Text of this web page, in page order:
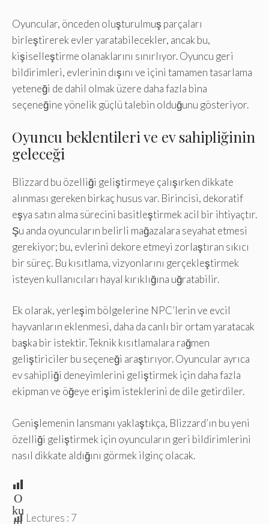
Oyuncular, önceden oluşturulmuş parçaları
birleştirerek evler yaratabilecekler, ancak bu,
kişiselleştirme olanaklarını sınırlıyor. Oyuncu geri
bildirimleri, evlerinin dışını ve içini tamamen tasarlama
yeteneği de dahil olmak üzere daha fazla bina
seçeneğine yönelik güçlü talebin olduğunu gösteriyor.
Oyuncu beklentileri ve ev sahipliğinin
geleceği
Blizzard bu özelliği geliştirmeye çalışırken dikkate
alınması gereken birkaç husus var. Birincisi, dekoratif
eşya satın alma sürecini basitleştirmek acil bir ihtiyaçtır.
Şu anda oyuncuların belirli mağazalara seyahat etmesi
gerekiyor; bu, evlerini dekore etmeyi zorlaştıran sıkıcı
bir süreç. Bu kısıtlama, vizyonlarını gerçekleştirmek
isteyen kullanıcıları hayal kırıklığına uğratabilir.
Ek olarak, yerleşim bölgelerine NPC’lerin ve evcil
hayvanların eklenmesi, daha da canlı bir ortam yaratacak
başka bir istektir. Teknik kısıtlamalara rağmen
geliştiriciler bu seçeneği araştırıyor. Oyuncular ayrıca
ev sahipliği deneyimlerini geliştirmek için daha fazla
ekipman ve öğeye erişim isteklerini de dile getirdiler.
Genişlemenin lansmanı yaklaştıkça, Blizzard’ın bu yeni
özelliği geliştirmek için oyuncuların geri bildirimlerini
nasıl dikkate aldığını görmek ilginç olacak.
O
ku
m Lectures : 7